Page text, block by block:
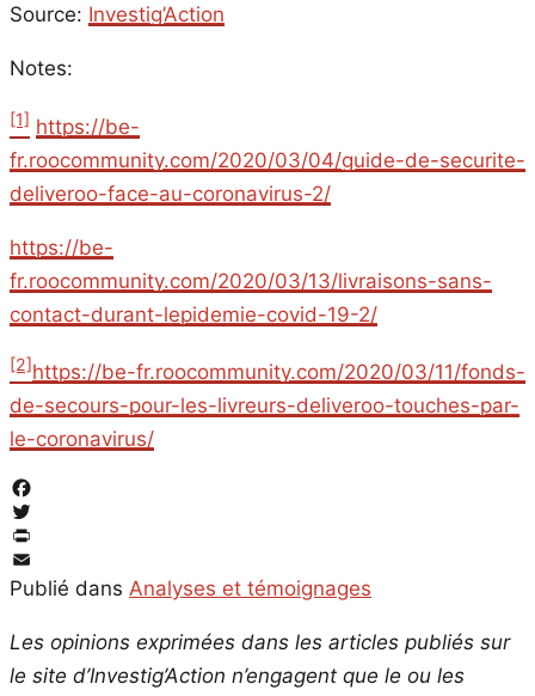
Source: Investig’Action
Notes:
[1] https://be-
fr.roocommunity.com/2020/03/04/guide-de-securite-
deliveroo-face-au-coronavirus-2/
https://be-
fr.roocommunity.com/2020/03/13/livraisons-sans-
contact-durant-lepidemie-covid-19-2/
[2]https://be-fr.roocommunity.com/2020/03/11/fonds-
de-secours-pour-les-livreurs-deliveroo-touches-par-
le-coronavirus/
Facebook
Twitter
PrintFriendly
Email
Publié dans Analyses et témoignages
Les opinions exprimées dans les articles publiés sur
le site d’Investig’Action n’engagent que le ou les